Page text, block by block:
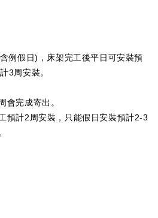
例假日)，床架完工後平日可安裝預
3周安裝。
會完成寄出。
預計2周安裝，只能假日安裝預計2-3